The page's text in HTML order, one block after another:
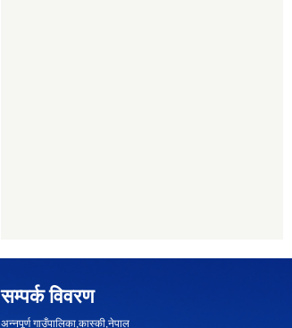
सम्पर्क विवरण
अन्नपूर्ण गाउँपालिका,कास्की,नेपाल